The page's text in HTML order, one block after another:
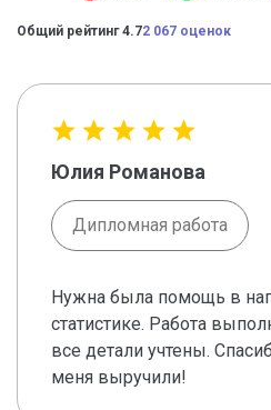
Общий рейтинг 4.72 067 оценок
Юлия Романова
Дипломная работа
Нужна была помощь в
статистике. Работа
все детали учтены.
меня выручили!